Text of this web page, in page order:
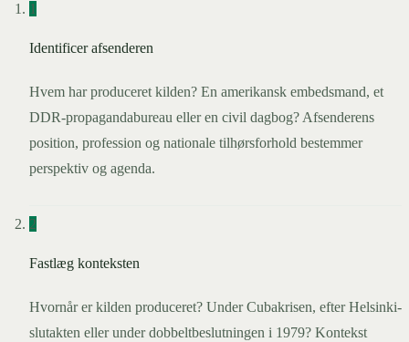
1
Identificer afsenderen
Hvem har produceret kilden? En amerikansk embedsmand, et
DDR-propagandabureau eller en civil dagbog? Afsenderens
position, profession og nationale tilhørsforhold bestemmer
perspektiv og agenda.
2
Fastlæg konteksten
Hvornår er kilden produceret? Under Cubakrisen, efter Helsinki-
slutakten eller under dobbeltbeslutningen i 1979? Kontekst